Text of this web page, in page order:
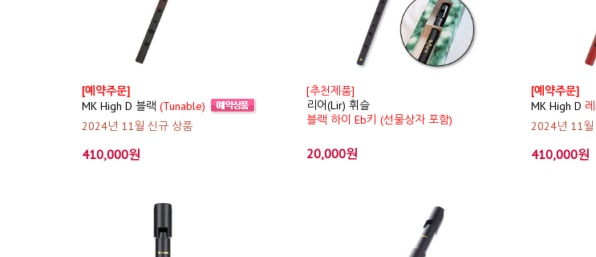
[예약주문]
MK High D 블랙 (Tunable)
2024년 11월 신규 상품
410,000원
[추천제품]
리어(Lir) 휘슬
블랙 하이 Eb키 (선물상자 포함)
20,000원
[예약주문]
MK High D
2024년 11월
410,000원